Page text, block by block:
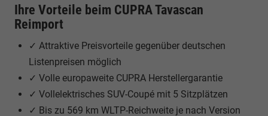
Ihre Vorteile beim CUPRA Tavascan
Reimport
✓ Attraktive Preisvorteile gegenüber deutschen
Listenpreisen möglich
✓ Volle europaweite CUPRA Herstellergarantie
✓ Vollelektrisches SUV-Coupé mit 5 Sitzplätzen
✓ Bis zu 569 km WLTP-Reichweite je nach Version